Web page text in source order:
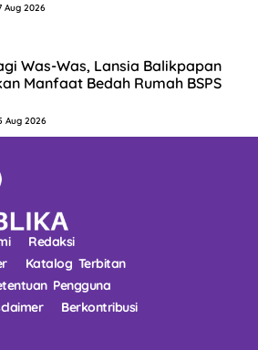
Aug 2026
Was-Was, Lansia Balikpapan
Manfaat Bedah Rumah BSPS
Aug 2026
Redaksi
Katalog Terbitan
Pengguna
Berkontribusi